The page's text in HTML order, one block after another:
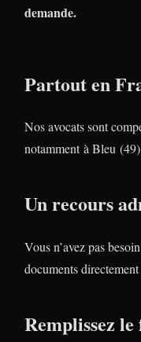
demande.
Partout en
Nos avocats sont
notamment à Bleu
Un recours
Vous n’avez pas
documents
Remplissez